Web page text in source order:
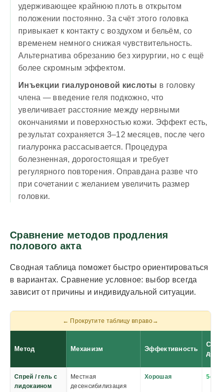
удерживающее крайнюю плоть в открытом
положении постоянно. За счёт этого головка
привыкает к контакту с воздухом и бельём, со
временем немного снижая чувствительность.
Альтернатива обрезанию без хирургии, но с ещё
более скромным эффектом.
Инъекции гиалуроновой кислоты в головку
члена — введение геля подкожно, что
увеличивает расстояние между нервными
окончаниями и поверхностью кожи. Эффект есть,
результат сохраняется 3–12 месяцев, после чего
гиалуронка рассасывается. Процедура
болезненная, дорогостоящая и требует
регулярного повторения. Оправдана разве что
при сочетании с желанием увеличить размер
головки.
Сравнение методов продления
полового акта
Сводная таблица поможет быстро ориентироваться
в вариантах. Сравнение условное: выбор всегда
зависит от причины и индивидуальной ситуации.
Метод Механизм Эффективность
Спрей / гель с
лидокаином
Местная
десенсибилизация
Хорошая